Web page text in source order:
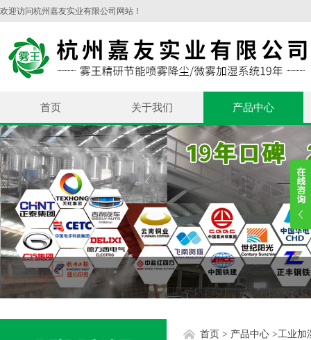
欢迎访问杭州嘉友实业有限公司网站！
首页 关于我们 产品中心
首页 > 产品中心 >工业加